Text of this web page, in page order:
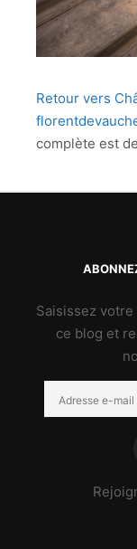
Retour vers
complète est de
Saisissez
ce blog et
e-